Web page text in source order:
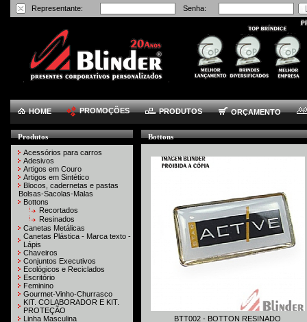
Representante: Senha:
HOME PROMOÇÕES PRODUTOS ORÇAMENTO
Produtos
Acessórios para carros
Adesivos
Artigos em Couro
Artigos em Sintético
Blocos, cadernetas e pastas
Bolsas-Sacolas-Malas
Bottons
Recortados
Resinados
Canetas Metálicas
Canetas Plástica - Marca texto -
Lápis
Chaveiros
Conjuntos Executivos
Ecológicos e Reciclados
Escritório
Feminino
Gourmet-Vinho-Churrasco
KIT. COLABORADOR E KIT.
PROTEÇÃO
Linha Masculina
Bottons
BTT002 - BOTTON RESINADO